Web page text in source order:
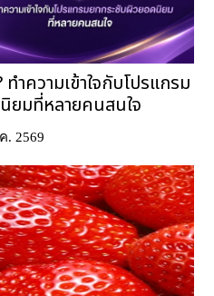
ำความเข้าใจกับโปรแกรม
ยมที่หลายคนสนใจ
. 2569